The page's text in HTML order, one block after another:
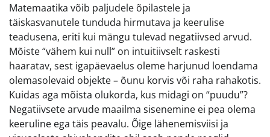
Matemaatika võib paljudele õpilastele ja
täiskasvanutele tunduda hirmutava ja keerulise
teadusena, eriti kui mängu tulevad negatiivsed arvud.
Mõiste “vähem kui null” on intuitiivselt raskesti
haaratav, sest igapäevaelus oleme harjunud loendama
olemasolevaid objekte – õunu korvis või raha rahakotis.
Kuidas aga mõista olukorda, kus midagi on “puudu”?
Negatiivsete arvude maailma sisenemine ei pea olema
keeruline ega täis peavalu. Õige lähenemisviisi ja